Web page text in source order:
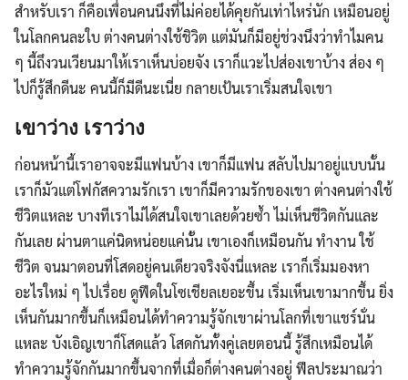
สำหรับเรา ก็คือเพื่อนคนนึงที่ไม่ค่อยได้คุยกันเท่าไหร่นัก เหมือนอยู่
ในโลกคนละใบ ต่างคนต่างใช้ชิวิต แต่มันก็มีอยู่ช่วงนึงว่าทำไมคน
ๆ นี้ถึงวนเวียนมาให้เราเห็นบ่อยจัง เราก็แวะไปส่องเขาบ้าง ส่อง ๆ
ไปก็รู้สึกดีนะ คนนี้ก็มีดีนะเนี่ย กลายเป้นเราเริ่มสนใจเขา
เขาว่าง เราว่าง
ก่อนหน้านี้เราอาจจะมีแฟนบ้าง เขาก็มีแฟน สลับไปมาอยู่แบบนั้น
เราก็มัวแต่โฟกัสความรักเรา เขาก็มีความรักของเขา ต่างคนต่างใช้
ชีวิตแหละ บางทีเราไม่ได้สนใจเขาเลยด้วยซ้ำ ไม่เห็นชีวิตกันและ
กันเลย ผ่านตาแค่นิดหน่อยแค่นั้น เขาเองก็เหมือนกัน ทำงาน ใช้
ชีวิต จนมาตอนที่โสดอยู่คนเดียวจริงจังนี่แหละ เราก็เริ่มมองหา
อะไรใหม่ ๆ ไปเรื่อย ดูฟีดในโซเชียลเยอะขึ้น เริ่มเห็นเขามากขึ้น ยิ่ง
เห็นกันมากขึ้นก็เหมือนได้ทำความรู้จักเขาผ่านโลกที่เขาแชร์นั่น
แหละ บังเอิญเขาก็โสดแล้ว โสดกันทั้งคู่เลยตอนนี้ รู้สึกเหมือนได้
ทำความรู้จักกันมากขึ้นจากที่เมื่อก็ต่างคนต่างอยู่ ฟีลประมาณว่า